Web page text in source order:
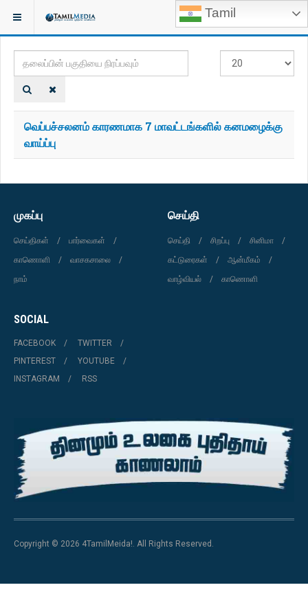
Tamil
இருக்குமிடம்: TAGS
தலைப்பின்
பகுதியை
நிரப்பவும்
காட்டுக
வெப்பச்சலனம் காரணமாக 7 மாவட்டங்களில் கனமழைக்கு
வாய்ப்பு
முகப்பு
செய்திகள்
பார்வைகள்
காணொளி
வாசகசாலை
நாம்
செய்தி
செய்தி சிறப்பு
சினிமா
கட்டுரைகள்
ஆன்மீகம்
வாழ்வியல்
காணொளி
SOCIAL
FACEBOOK
TWITTER
PINTEREST
YOUTUBE
INSTAGRAM
RSS
Copyright © 2026 4TamilMeida!. All Rights Reserved.